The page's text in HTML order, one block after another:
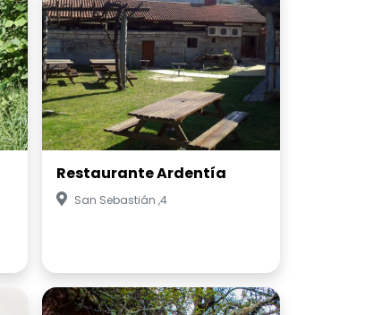
Restaurante Ardentía
San Sebastián ,4